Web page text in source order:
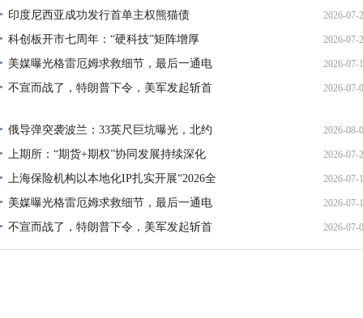
印度尼西亚成功发行首单主权熊猫债 2026-07-
科创板开市七周年：“硬科技”矩阵增厚 2026-07-
美媒曝光格雷厄姆求救细节，最后一通电 2026-07-
不宣而战了，特朗普下令，美军发起斩首 2026-07-
俄导弹突袭波兰：33英尺巨坑曝光，北约 2026-08-
上期所：“期货+期权”协同发展持续深化 2026-07-
上海保险机构以本地化IP扎实开展“2026全 2026-07-
美媒曝光格雷厄姆求救细节，最后一通电 2026-07-
不宣而战了，特朗普下令，美军发起斩首 2026-07-